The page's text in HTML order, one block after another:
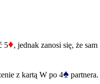
5♦, jednak zanosi się, że sam
z kartą W po 4♠